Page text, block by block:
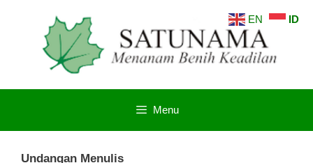
Menu
Undangan Menulis
EN ID